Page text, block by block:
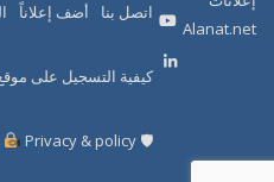
Alanat.net
اتصل بنا أضف إعلاناً
كيفية التسجيل على
🛡 Privacy & policy